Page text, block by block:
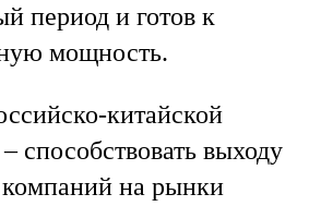
период и готов к
мощность.
китайской
выходу
компаний на рынки